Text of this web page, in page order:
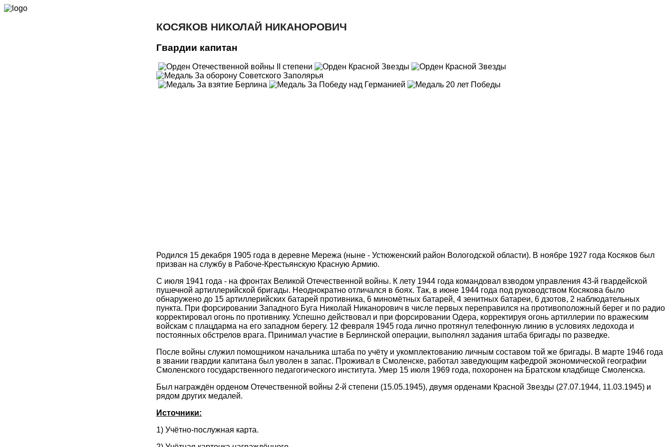
КОСЯКОВ НИКОЛАЙ НИКАНОРОВИЧ
Гвардии капитан
Родился 15 декабря 1905 года в деревне Мережа (ныне - Устюженский район Вологодской области). В ноябре 1927 года Косяков был
призван на службу в Рабоче-Крестьянскую Красную Армию.
С июля 1941 года - на фронтах Великой Отечественной войны. К лету 1944 года командовал взводом управления 43-й гвардейской
пушечной артиллерийской бригады. Неоднократно отличался в боях. Так, в июне 1944 года под руководством Косякова было
обнаружено до 15 артиллерийских батарей противника, 6 миномётных батарей, 4 зенитных батареи, 6 дзотов, 2 наблюдательных
пункта. При форсировании Западного Буга Николай Никанорович в числе первых переправился на противоположный берег и по радио
корректировал огонь по противнику. Успешно действовал и при форсировании Одера, корректируя огонь артиллерии по вражеским
войскам с плацдарма на его западном берегу. 12 февраля 1945 года лично протянул телефонную линию в условиях ледохода и
постоянных обстрелов врага. Принимал участие в Берлинской операции, выполнял задания штаба бригады по разведке.
После войны служил помощником начальника штаба по учёту и укомплектованию личным составом той же бригады. В марте 1946 года
в звании гвардии капитана был уволен в запас. Проживал в Смоленске, работал заведующим кафедрой экономической географии
Смоленского государственного педагогического института. Умер 15 июля 1969 года, похоронен на Братском кладбище Смоленска.
Был награждён орденом Отечественной войны 2-й степени (15.05.1945), двумя орденами Красной Звезды (27.07.1944, 11.03.1945) и
рядом других медалей.
Источники:
1) Учётно-послужная карта.